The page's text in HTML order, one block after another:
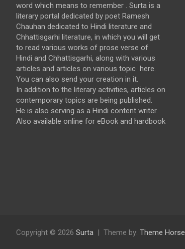
word which means to remember . Surta is a
literary portal dedicated by poet Ramesh
Chauhan dedicated to Hindi literature and
Chhattisgarhi literature, in which you will get
to read various works of prose verse of
Hindi and Chhattisgarhi, along with various
articles and articles on various topic here.
You can also send your creation in it.
In addition to the literary activities, articles on
contemporary topics are being published.
He is also serving as a Hindi content writer.
Also available online for eBook and hardbook
Copyright © 2026 Surta Theme by: Theme Horse